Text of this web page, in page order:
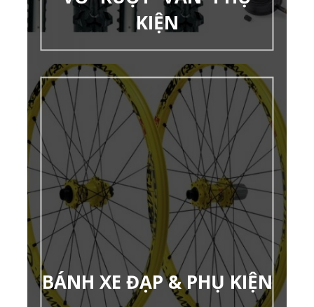
KIỆN
BÁNH XE ĐẠP & PHỤ KIỆN